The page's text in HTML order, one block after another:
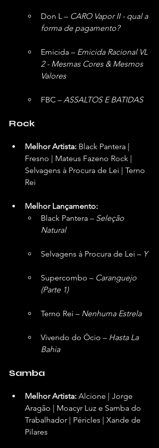
Don L – CARO Vapor II - qual a
forma de pagamento?
Emicida – Emicida Racional VL
2 - Mesmas Cores & Mesmos
Valores
FBC – ASSALTOS E BATIDAS
Rock
Melhor Artista: Black Pantera |
Fresno | Mateus Fazeno Rock |
Selvagens à Procura de Lei | Terno
Rei
Melhor Lançamento:
Black Pantera – Seleção
Natural
Selvagens à Procura de Lei – Y
Supercombo – Caranguejo
(Parte 1)
Terno Rei – Nenhuma Estrela
Vivendo do Ócio – Hasta La
Bahia
Samba
Melhor Artista: Alcione | Jorge
Aragão | Moacyr Luz e Samba do
Trabalhador | Péricles | Xande de
Pilares